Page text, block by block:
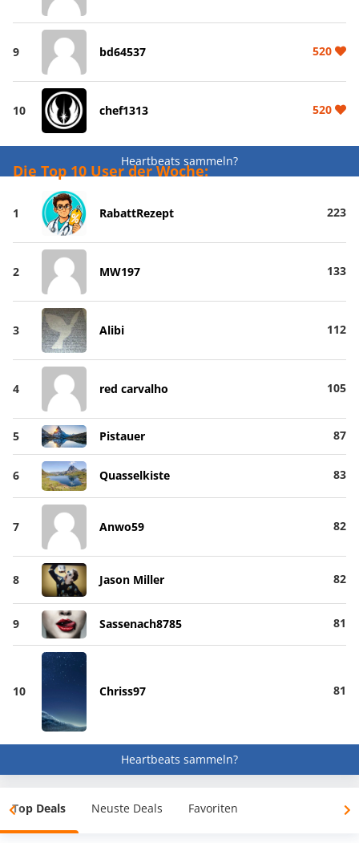
9 bd64537 520
10 chef1313 520
Heartbeats sammeln?
Die Top 10 User der Woche:
1 RabattRezept 223
2 MW197 133
3 Alibi 112
4 red carvalho 105
5 Pistauer 87
6 Quasselkiste 83
7 Anwo59 82
8 Jason Miller 82
9 Sassenach8785 81
10 Chriss97 81
Heartbeats sammeln?
Top Deals Neuste Deals Favoriten